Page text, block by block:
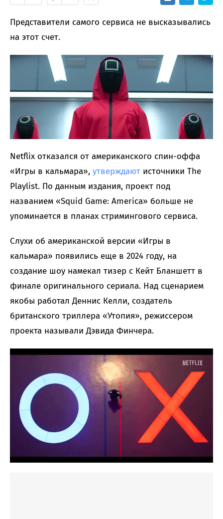
Представители самого сервиса не высказывались
на этот счет.
Netflix отказался от американского спин-оффа
«Игры в кальмара», утверждают источники The
Playlist. По данным издания, проект под
названием «Squid Game: America» больше не
упоминается в планах стримингового сервиса.
Слухи об американской версии «Игры в
кальмара» появились еще в 2024 году, на
создание шоу намекал тизер с Кейт Бланшетт в
финале оригинального сериала. Над сценарием
якобы работал Деннис Келли, создатель
британского триллера «Утопия», режиссером
проекта называли Дэвида Финчера.